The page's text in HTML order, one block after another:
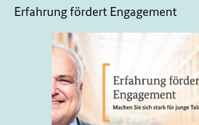
Erfahrung fördert Engagement